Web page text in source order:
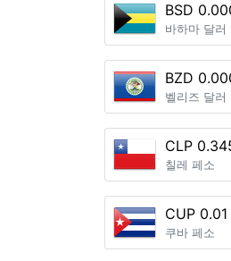
BSD
바하마 달러
BZD
벨리즈 달러
CLP
칠레 페소
CUP 0.01
쿠바 페소